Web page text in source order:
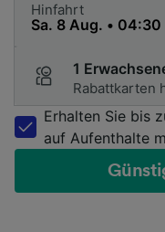
Hinfahrt
1
Rabattkarten
Erhalten Sie bis
auf Aufenthalte